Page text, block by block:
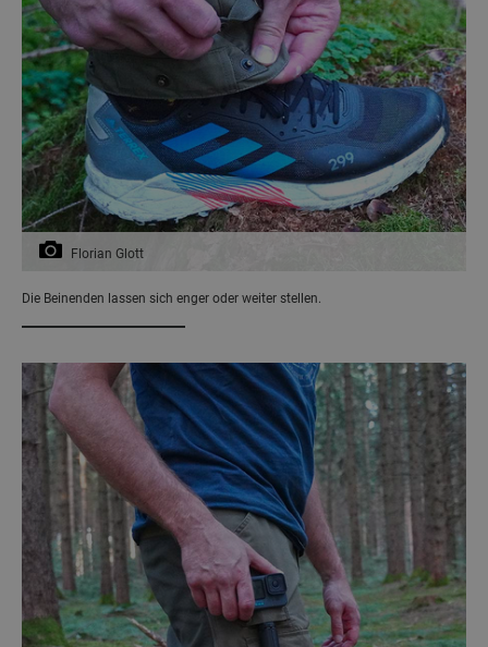
Florian Glott
Die Beinenden lassen sich enger oder weiter stellen.